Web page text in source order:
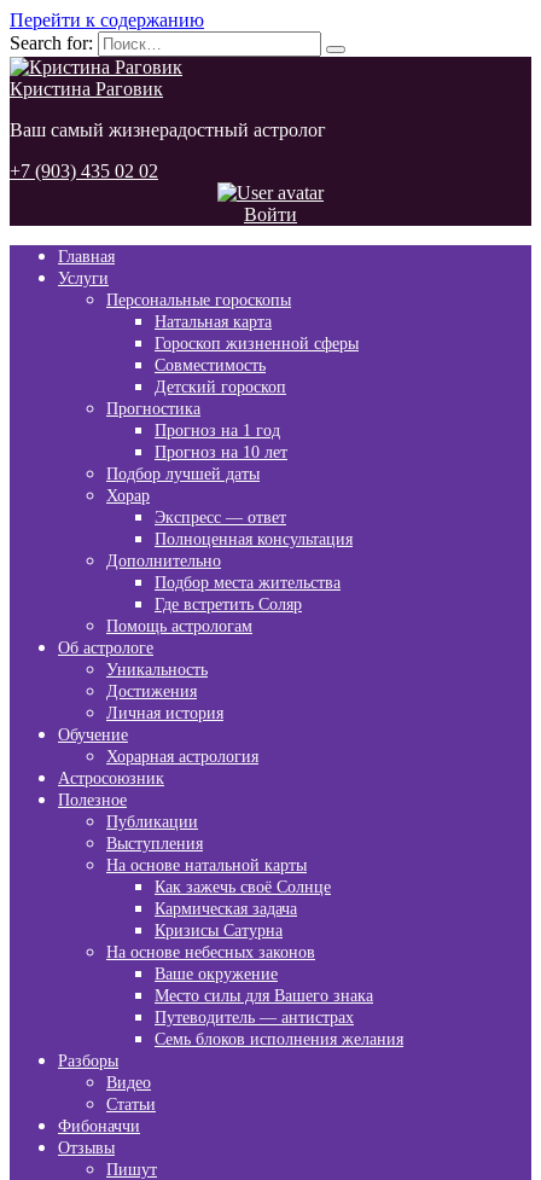
Перейти к содержанию
Search for:
Кристина Раговик
Ваш самый жизнерадостный астролог
+7 (903) 435 02 02
Войти
Главная
Услуги
Персональные гороскопы
Натальная карта
Гороскоп жизненной сферы
Совместимость
Детский гороскоп
Прогностика
Прогноз на 1 год
Прогноз на 10 лет
Подбор лучшей даты
Хорар
Экспресс — ответ
Полноценная консультация
Дополнительно
Подбор места жительства
Где встретить Соляр
Помощь астрологам
Об астрологе
Уникальность
Достижения
Личная история
Обучение
Хорарная астрология
Астросоюзник
Полезное
Публикации
Выступления
На основе натальной карты
Как зажечь своё Солнце
Кармическая задача
Кризисы Сатурна
На основе небесных законов
Ваше окружение
Место силы для Вашего знака
Путеводитель — антистрах
Семь блоков исполнения желания
Разборы
Видео
Статьи
Фибоначчи
Отзывы
Пишут